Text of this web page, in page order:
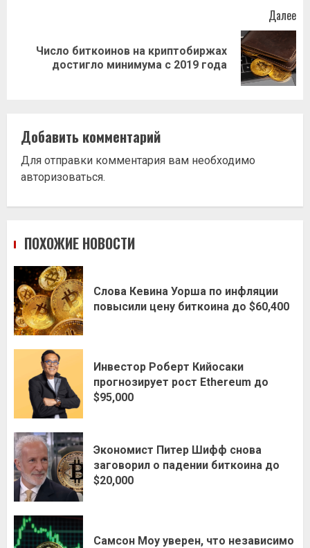
Далее
Следующая
Число биткоинов на криптобиржах
достигло минимума с 2019 года
Добавить комментарий
Для отправки комментария вам необходимо
авторизоваться.
ПОХОЖИЕ НОВОСТИ
Слова Кевина Уорша по инфляции
повысили цену биткоина до $60,400
Инвестор Роберт Кийосаки
прогнозирует рост Ethereum до
$95,000
Экономист Питер Шифф снова
заговорил о падении биткоина до
$20,000
Самсон Моу уверен, что независимо